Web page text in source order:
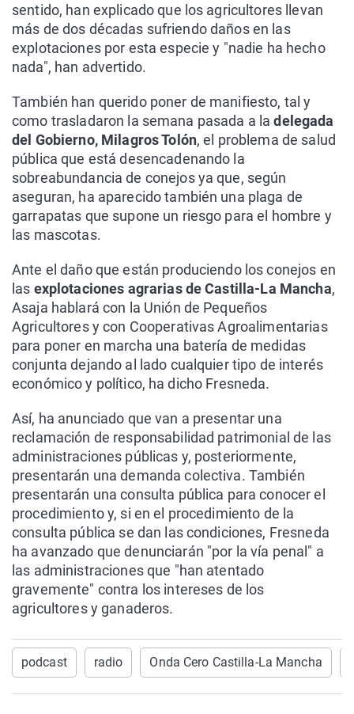
sentido, han explicado que los agricultores llevan
más de dos décadas sufriendo daños en las
explotaciones por esta especie y "nadie ha hecho
nada", han advertido.
También han querido poner de manifiesto, tal y
como trasladaron la semana pasada a ladelegada
del Gobierno, Milagros Tolón, el problema de salud
pública que está desencadenando la
sobreabundancia de conejos ya que, según
aseguran, ha aparecido también una plaga de
garrapatas que supone un riesgo para el hombre y
las mascotas.
Ante el daño que están produciendo los conejos en
las explotaciones agrarias de Castilla-La Mancha,
Asaja hablará con la Unión de Pequeños
Agricultores y con Cooperativas Agroalimentarias
para poner en marcha una batería de medidas
conjunta dejando al lado cualquier tipo de interés
económico y político, ha dicho Fresneda.
Así, ha anunciado que van a presentar una
reclamación de responsabilidad patrimonial de las
administraciones públicas y, posteriormente,
presentarán una demanda colectiva. También
presentarán una consulta pública para conocer el
procedimiento y, si en el procedimiento de la
consulta pública se dan las condiciones, Fresneda
ha avanzado que denunciarán "por la vía penal" a
las administraciones que "han atentado
gravemente" contra los intereses de los
agricultores y ganaderos.
podcast radio Onda Cero Castilla-La Mancha